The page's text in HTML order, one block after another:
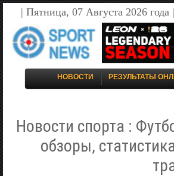
| Пятница, 07 Августа 2026 года
НОВОСТИ РЕЗУЛЬТАТЫ
Новости спорта :
обзоры,